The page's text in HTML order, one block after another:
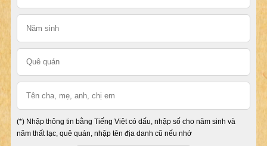
(*) Nhập thông tin bằng Tiếng Việt có dấu, nhập số cho năm sinh và
năm thất lạc, quê quán, nhập tên địa danh cũ nếu nhớ